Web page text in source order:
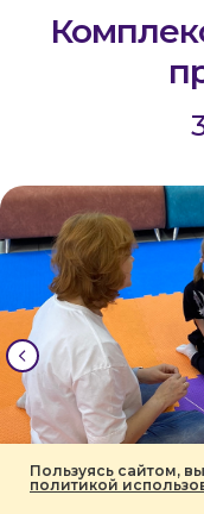
Пользуясь сайтом,
политикой